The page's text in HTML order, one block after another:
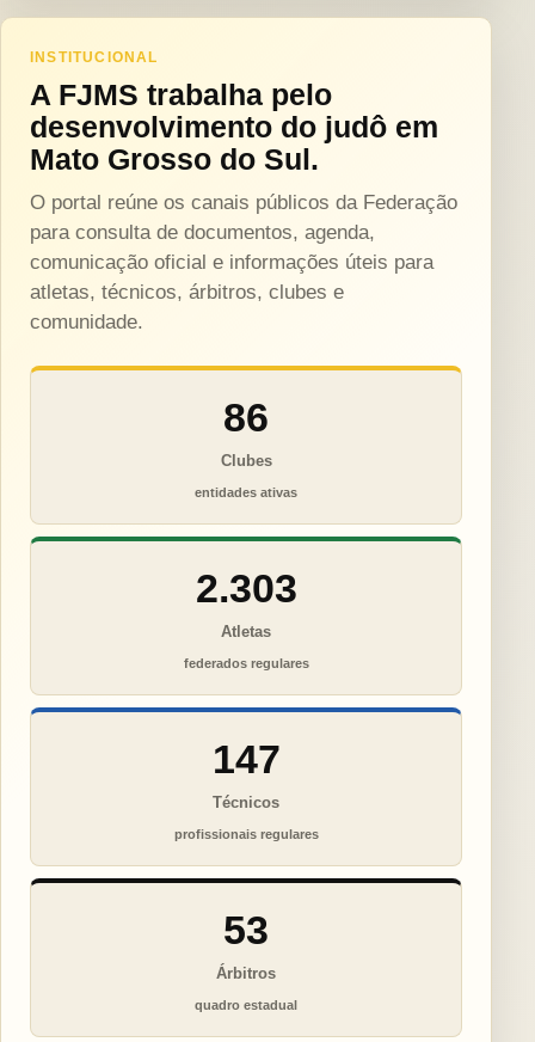
INSTITUCIONAL
A FJMS trabalha pelo
desenvolvimento do judô em
Mato Grosso do Sul.
O portal reúne os canais públicos da Federação
para consulta de documentos, agenda,
comunicação oficial e informações úteis para
atletas, técnicos, árbitros, clubes e
comunidade.
86
Clubes
entidades ativas
2.303
Atletas
federados regulares
147
Técnicos
profissionais regulares
53
Árbitros
quadro estadual